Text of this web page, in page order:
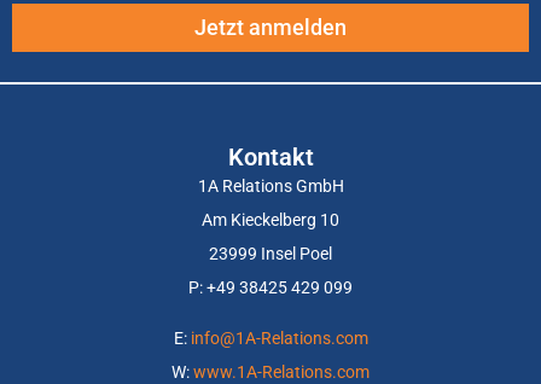
Jetzt anmelden
Kontakt
1A Relations GmbH
Am Kieckelberg 10
23999 Insel Poel
P: +49 38425 429 099
E: info@1A-Relations.com
W:www.1A-Relations.com